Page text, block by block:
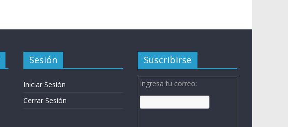
Sesión
Iniciar Sesión
Cerrar Sesión
Suscribirse
Ingresa tu correo: